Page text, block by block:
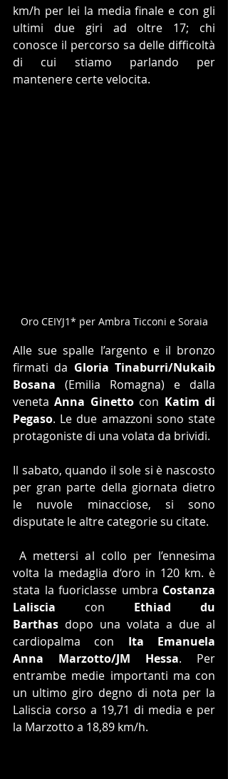
km/h per lei la media finale e con gli
ultimi due giri ad oltre 17; chi
conosce il percorso sa delle difficoltà
di cui stiamo parlando per
mantenere certe velocita.
Oro CEIYJ1* per Ambra Ticconi e Soraia
Alle sue spalle l’argento e il bronzo
firmati da Gloria Tinaburri/Nukaib
Bosana (Emilia Romagna) e dalla
veneta Anna Ginetto con Katim di
Pegaso. Le due amazzoni sono state
protagoniste di una volata da brividi.
Il sabato, quando il sole si è nascosto
per gran parte della giornata dietro
le nuvole minacciose, si sono
disputate le altre categorie su citate.
A mettersi al collo per l’ennesima
volta la medaglia d‘oro in 120 km. è
stata la fuoriclasse umbra Costanza
Laliscia con Ethiad du
Barthas dopo una volata a due al
cardiopalma con Ita Emanuela
Anna Marzotto/JM Hessa. Per
entrambe medie importanti ma con
un ultimo giro degno di nota per la
Laliscia corso a 19,71 di media e per
la Marzotto a 18,89 km/h.